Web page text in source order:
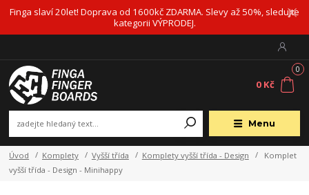
Finga slaví 20let! Doprava od 1600kč ZDARMA. Slevy až 50%, sledujte
kategorii VÝPRODEJ.
Menu
0
0 Kč
Úvod Komplety Vyšší třída Komplety vyšší třída - Design
Komplet
vyšší třída - Design - Minihappy